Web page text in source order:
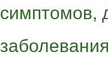
симптомов,